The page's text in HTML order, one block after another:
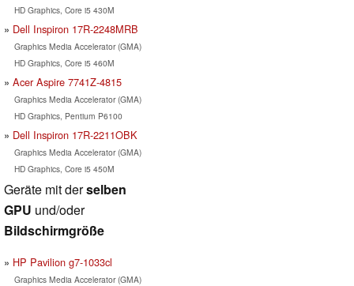
HD Graphics, Core i5 430M
Dell Inspiron 17R-2248MRB
Graphics Media Accelerator (GMA)
HD Graphics, Core i5 460M
Acer Aspire 7741Z-4815
Graphics Media Accelerator (GMA)
HD Graphics, Pentium P6100
Dell Inspiron 17R-2211OBK
Graphics Media Accelerator (GMA)
HD Graphics, Core i5 450M
Geräte mit derselben
GPU und/oder
Bildschirmgröße
HP Pavilion g7-1033cl
Graphics Media Accelerator (GMA)